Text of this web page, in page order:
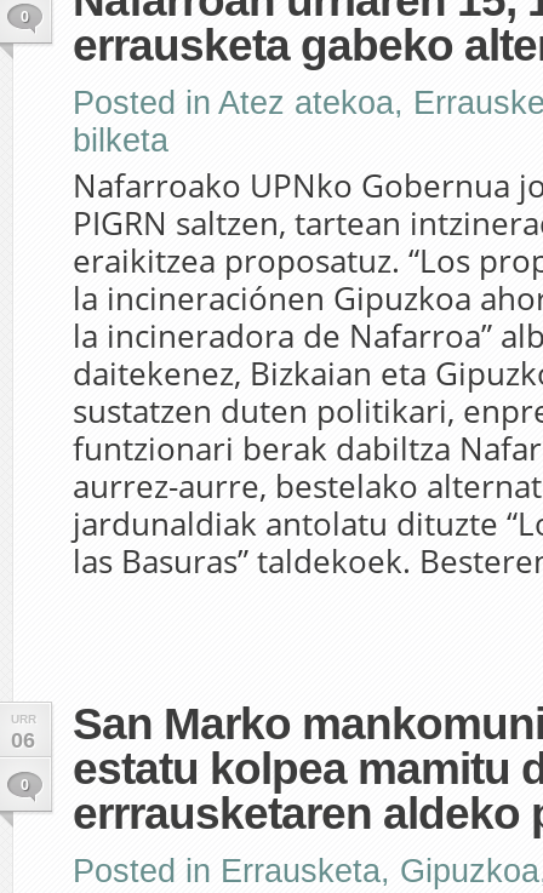
0
errausketa gabeko
Posted in Atez atekoa,
bilketa
Nafarroako UPNko Gobernua
PIGRN saltzen, tartean
eraikitzea proposatuz. “Los
la incineraciónen Gipuzkoa
la incineradora de Nafarroa”
daitekenez, Bizkaian eta
sustatzen duten politikari,
funtzionari berak dabiltza
aurrez-aurre, bestelako
jardunaldiak antolatu dituzte
las Basuras” taldekoek.
URR
06
0
San Marko
estatu kolpea mamitu
errrausketaren aldeko
Posted in Errausketa, Gipuzkoa